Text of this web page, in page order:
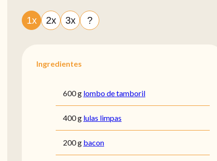
1x 2x 3x ?
Ingredientes
600 g lombo de tamboril
400 g lulas limpas
200 g bacon